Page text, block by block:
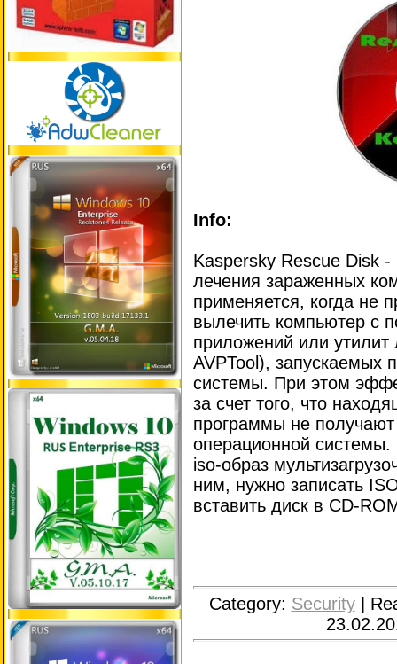
Info:
Kaspersky Rescue Disk
лечения зараженных
применяется, когда не
вылечить компьютер с
приложений или
AVPTool), запускаемых
системы. При этом
за счет того, что
программы не получают
операционной
iso-образ
ним, нужно записать
вставить диск в CD-
Category: Security|